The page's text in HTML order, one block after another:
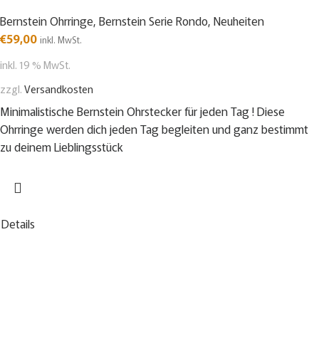
Bernstein Ohrringe, Bernstein Serie Rondo, Neuheiten
€59,00 inkl. MwSt.
inkl. 19 % MwSt.
zzgl.Versandkosten
Minimalistische Bernstein Ohrstecker für jeden Tag ! Diese
Ohrringe werden dich jeden Tag begleiten und ganz bestimmt
zu deinem Lieblingsstück
Details